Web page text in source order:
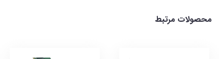
محصولات مرتبط